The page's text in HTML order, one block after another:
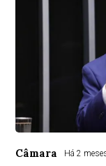
Câmara Há 2